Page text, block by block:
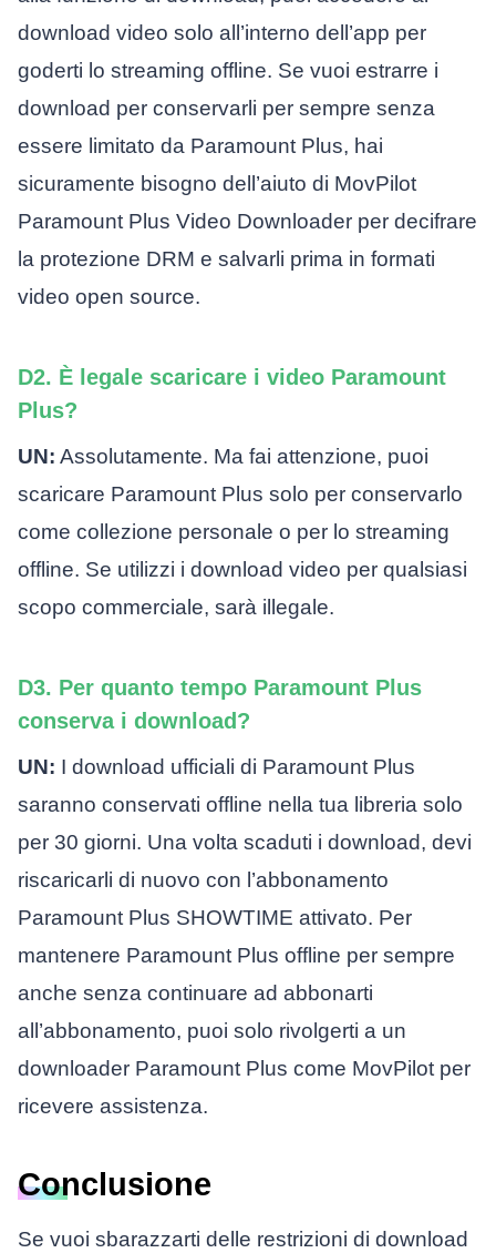
download video solo all’interno dell’app per
goderti lo streaming offline. Se vuoi estrarre i
download per conservarli per sempre senza
essere limitato da Paramount Plus, hai
sicuramente bisogno dell’aiuto di MovPilot
Paramount Plus Video Downloader per decifrare
la protezione DRM e salvarli prima in formati
video open source.
D2. È legale scaricare i video Paramount
Plus?
UN: Assolutamente. Ma fai attenzione, puoi
scaricare Paramount Plus solo per conservarlo
come collezione personale o per lo streaming
offline. Se utilizzi i download video per qualsiasi
scopo commerciale, sarà illegale.
D3. Per quanto tempo Paramount Plus
conserva i download?
UN: I download ufficiali di Paramount Plus
saranno conservati offline nella tua libreria solo
per 30 giorni. Una volta scaduti i download, devi
riscaricarli di nuovo con l’abbonamento
Paramount Plus SHOWTIME attivato. Per
mantenere Paramount Plus offline per sempre
anche senza continuare ad abbonarti
all’abbonamento, puoi solo rivolgerti a un
downloader Paramount Plus come MovPilot per
ricevere assistenza.
Conclusione
Se vuoi sbarazzarti delle restrizioni di download